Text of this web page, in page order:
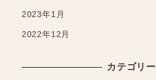
2023年1月
2022年12月
カテゴリー